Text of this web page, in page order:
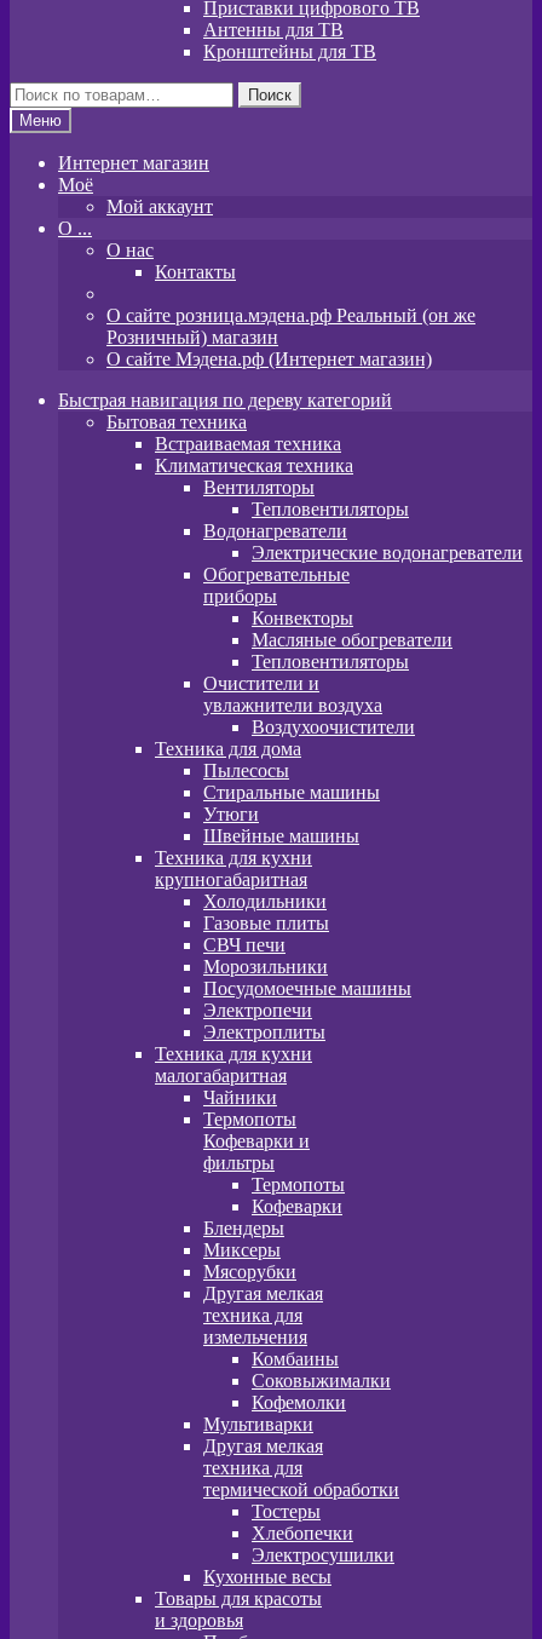
Приставки цифрового ТВ
Антенны для ТВ
Кронштейны для ТВ
Искать:
Поиск
Меню
Интернет магазин
Моё
Мой аккаунт
O ...
О нас
Контакты
О сайте розница.мэдена.рф Реальный (он же
Розничный) магазин
О сайте Мэдена.рф (Интернет магазин)
Быстрая навигация по дереву категорий
Бытовая техника
Встраиваемая техника
Климатическая техника
Вентиляторы
Тепловентиляторы
Водонагреватели
Электрические водонагреватели
Обогревательные
приборы
Конвекторы
Масляные обогреватели
Тепловентиляторы
Очистители и
увлажнители воздуха
Воздухоочистители
Техника для дома
Пылeсосы
Стиральные машины
Утюги
Швейные машины
Техника для кухни
крупногабаритная
Холодильники
Газовые плиты
СВЧ печи
Морозильники
Посудомоечные машины
Электропечи
Электроплиты
Техника для кухни
малогабаритная
Чайники
Термопоты
Кофеварки и
фильтры
Термопоты
Кофеварки
Блендеры
Миксеры
Мясорубки
Другая мелкая
техника для
измельчения
Комбаины
Соковыжималки
Кофемолки
Мультиварки
Другая мелкая
техника для
термической обработки
Тостеры
Хлебопечки
Электросушилки
Кухонные весы
Товары для красоты
и здоровья